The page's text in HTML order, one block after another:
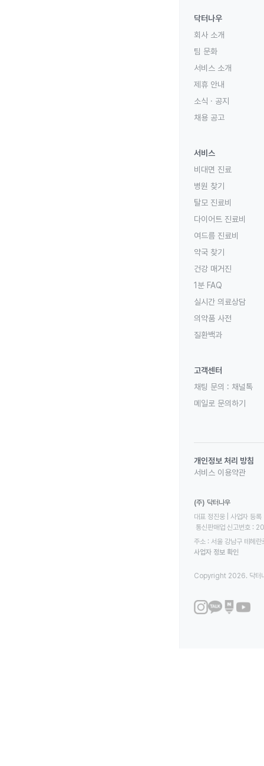
닥터나우
회사 소개
팀 문화
서비스 소개
제휴 안내
소식 · 공지
채용 공고
서비스
비대면 진료
병원 찾기
탈모 진료비
다이어트 진료비
여드름 진료비
약국 찾기
건강 매거진
1분 FAQ
실시간 의료상담
의약품 사전
질환백과
고객센터
채팅 문의 : 채널톡
메일로 문의하기
개인정보 처리 방침
서비스 이용약관
(주) 닥터나우
대표 정진웅 | 사업자
통신판매업 신고번호
주소 : 서울 강남구 테헤
사업자 정보 확인
Copyright 2026. 닥터